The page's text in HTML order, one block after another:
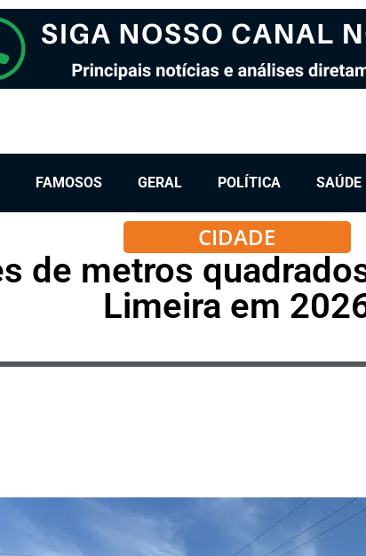
FAMOSOS GERAL POLÍTICA SAÚDE
CIDADE
de metros
Limeira em